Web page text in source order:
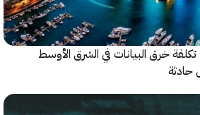
البيانات في الشرق الأوسط